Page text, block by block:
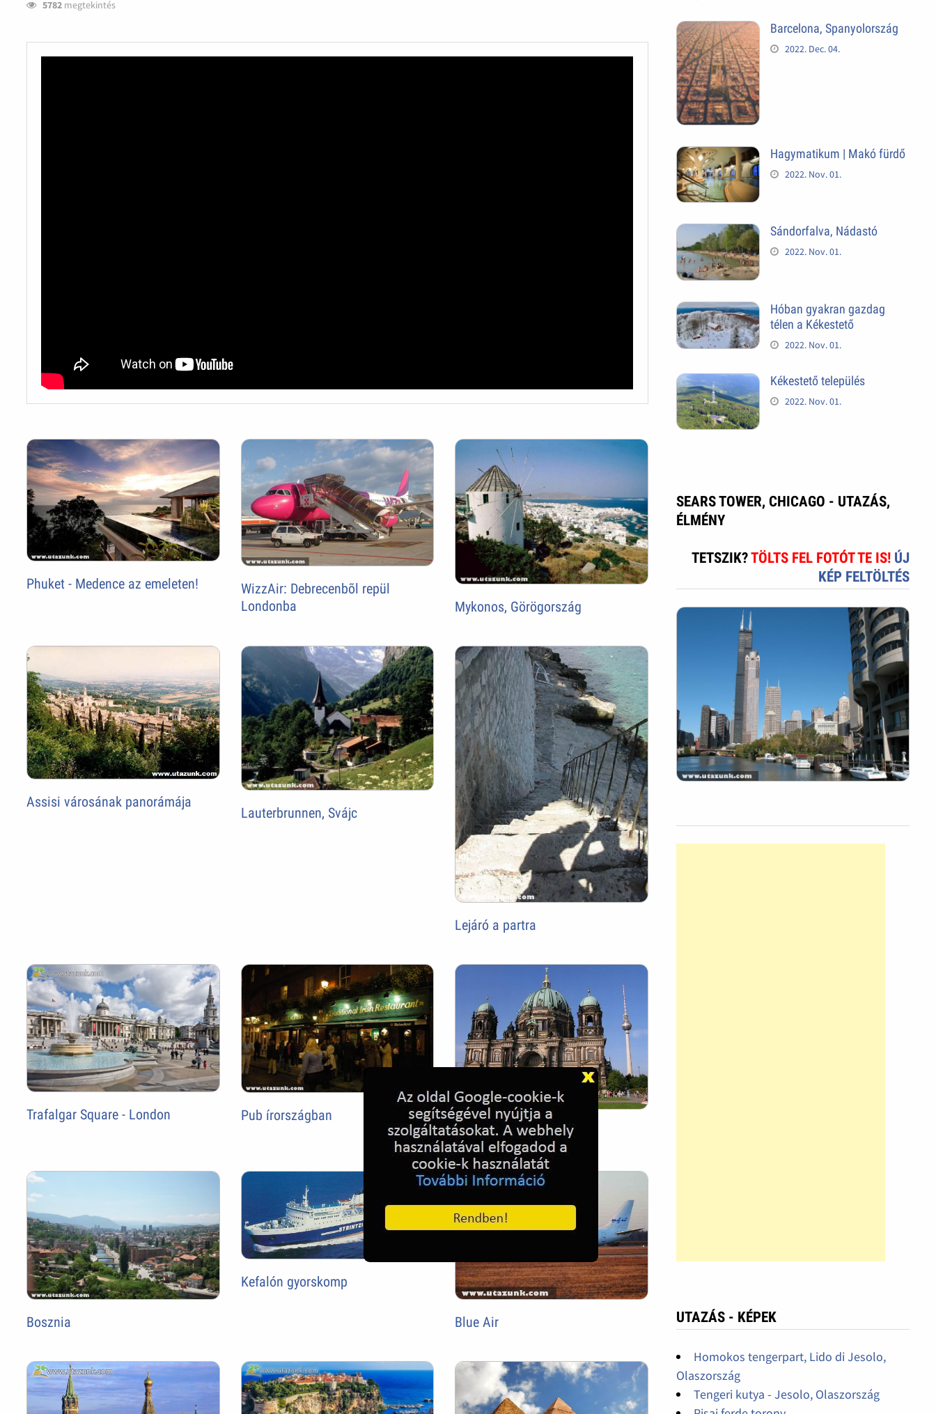
5782 megtekintés
Phuket - Medence az emeleten!
WizzAir: Debrecenbõl repül
Londonba
Mykonos, Görögország
Assisi városának panorámája
Lauterbrunnen, Svájc
Lejáró a partra
Trafalgar Square - London
Pub írországban
Berlin, Nétemország
Bosznia
Kefalón gyorskomp
Blue Air
Barcelona, Spanyolország
2022. Dec. 04.
Hagymatikum | Makó fürdő
2022. Nov. 01.
Sándorfalva, Nádastó
2022. Nov. 01.
Hóban gyakran gazdag
télen a Kékestető
2022. Nov. 01.
Kékestető település
2022. Nov. 01.
SEARS TOWER, CHICAGO - UTAZÁS,
ÉLMÉNY
TETSZIK?TÖLTS FEL FOTÓT TE IS! ÚJ
KÉP FELTÖLTÉS
UTAZÁS - KÉPEK
Homokos tengerpart, Lido di Jesolo,
Olaszország
Tengeri kutya - Jesolo, Olaszország